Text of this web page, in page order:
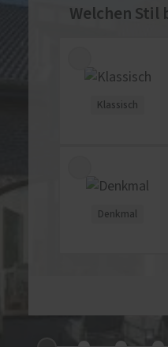
Welchen Stil
Klassisch
Denkmal